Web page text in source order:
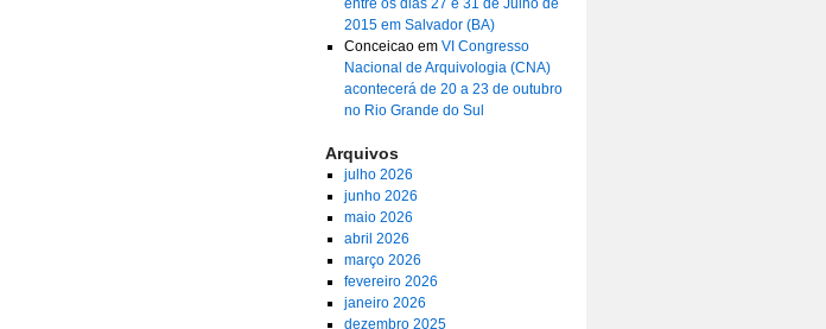
entre os dias 27 e 31 de Julho de
2015 em Salvador (BA)
Conceicaoem VI Congresso
Nacional de Arquivologia (CNA)
acontecerá de 20 a 23 de outubro
no Rio Grande do Sul
Arquivos
julho 2026
junho 2026
maio 2026
abril 2026
março 2026
fevereiro 2026
janeiro 2026
dezembro 2025